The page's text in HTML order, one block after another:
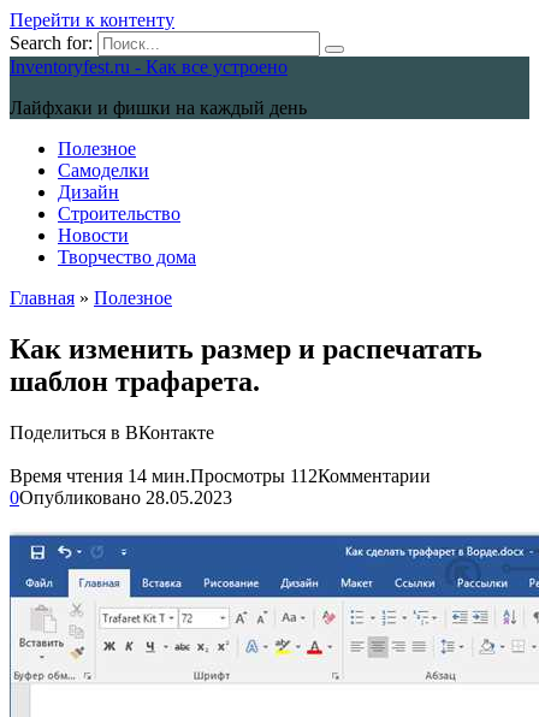
Перейти к контенту
Search for:
Inventoryfest.ru - Как все устроено
Лайфхаки и фишки на каждый день
Полезное
Самоделки
Дизайн
Строительство
Новости
Творчество дома
Главная » Полезное
Как изменить размер и распечатать
шаблон трафарета.
Поделиться в ВКонтакте
Время чтения 14 мин.Просмотры 112Комментарии
0Опубликовано 28.05.2023